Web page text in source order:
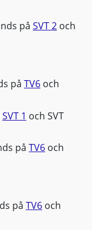
på SVT 2 och
på TV6 och
SVT 1 och SVT
på TV6 och
på TV6 och